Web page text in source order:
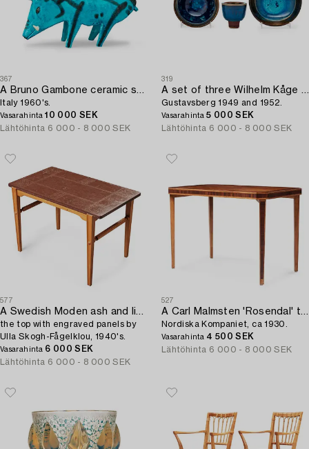
367
A Bruno Gambone ceramic sculpture of a boar,
Italy 1960's.
Vasarahinta10 000 SEK
Lähtöhinta 6 000 - 8 000 SEK
319
A set of three Wilhelm Kåge Farsta stoneware bowl,
Gustavsberg 1949 and 1952.
Vasarahinta5 000 SEK
Lähtöhinta 6 000 - 8 000 SEK
577
A Swedish Moden ash and limestone occasional table,
the top with engraved panels by
Ulla Skogh-Fågelklou, 1940's.
Vasarahinta 6 000 SEK
Lähtöhinta 6 000 - 8 000 SEK
527
A Carl Malmsten 'Rosendal' table,
Nordiska Kompaniet, ca 1930.
Vasarahinta 4 500 SEK
Lähtöhinta 6 000 - 8 000 SEK